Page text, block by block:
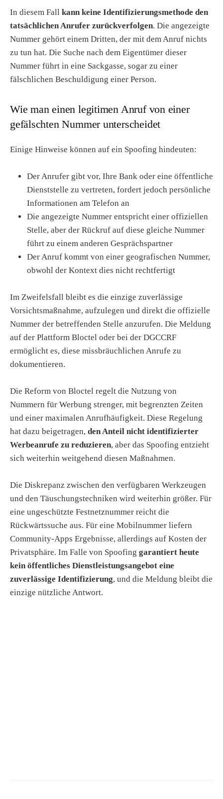
In diesem Fall kann keine Identifizierungsmethode den
tatsächlichen Anrufer zurückverfolgen. Die angezeigte
Nummer gehört einem Dritten, der mit dem Anruf nichts
zu tun hat. Die Suche nach dem Eigentümer dieser
Nummer führt in eine Sackgasse, sogar zu einer
fälschlichen Beschuldigung einer Person.
Wie man einen legitimen Anruf von einer
gefälschten Nummer unterscheidet
Einige Hinweise können auf ein Spoofing hindeuten:
Der Anrufer gibt vor, Ihre Bank oder eine öffentliche
Dienststelle zu vertreten, fordert jedoch persönliche
Informationen am Telefon an
Die angezeigte Nummer entspricht einer offiziellen
Stelle, aber der Rückruf auf diese gleiche Nummer
führt zu einem anderen Gesprächspartner
Der Anruf kommt von einer geografischen Nummer,
obwohl der Kontext dies nicht rechtfertigt
Im Zweifelsfall bleibt es die einzige zuverlässige
Vorsichtsmaßnahme, aufzulegen und direkt die offizielle
Nummer der betreffenden Stelle anzurufen. Die Meldung
auf der Plattform Bloctel oder bei der DGCCRF
ermöglicht es, diese missbräuchlichen Anrufe zu
dokumentieren.
Die Reform von Bloctel regelt die Nutzung von
Nummern für Werbung strenger, mit begrenzten Zeiten
und einer maximalen Anrufhäufigkeit. Diese Regelung
hat dazu beigetragen, den Anteil nicht identifizierter
Werbeanrufe zu reduzieren, aber das Spoofing entzieht
sich weiterhin weitgehend diesen Maßnahmen.
Die Diskrepanz zwischen den verfügbaren Werkzeugen
und den Täuschungstechniken wird weiterhin größer. Für
eine ungeschützte Festnetznummer reicht die
Rückwärtssuche aus. Für eine Mobilnummer liefern
Community-Apps Ergebnisse, allerdings auf Kosten der
Privatsphäre. Im Falle von Spoofing garantiert heute
kein öffentliches Dienstleistungsangebot eine
zuverlässige Identifizierung, und die Meldung bleibt die
einzige nützliche Antwort.